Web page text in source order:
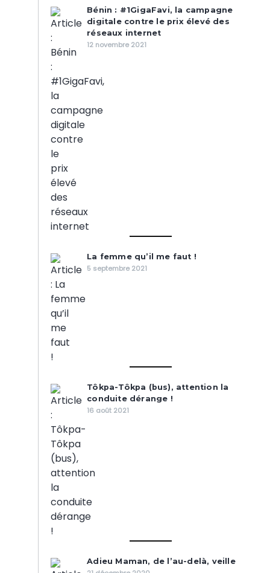
Bénin : #1GigaFavi, la campagne
digitale contre le prix élevé des
réseaux internet
12 novembre 2021
La femme qu’il me faut !
5 septembre 2021
Tôkpa-Tôkpa (bus), attention la
conduite dérange !
16 août 2021
Adieu Maman, de l’au-delà, veille